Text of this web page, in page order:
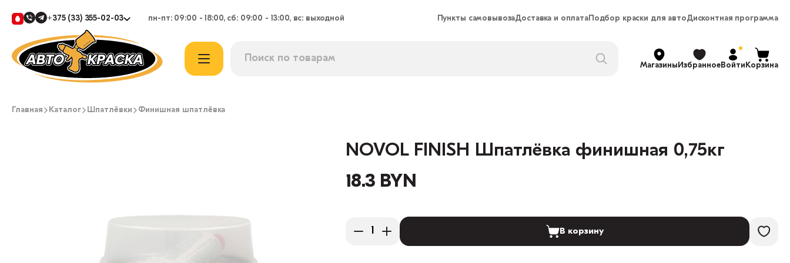
+375 (33) 355-02-03 пн-пт: 09:00 - 18:00, сб: 09:00 - 13:00, вс: выходной Пункты самовывозаДоставка и оплатаПодбор краски для автоДисконтная программа
МагазиныИзбранноеВойтиКорзина
Главная Каталог Шпатлёвки Финишная шпатлёвка
NOVOL FINISH Шпатлёвка финишная 0,75кг
18.3 BYN
В корзину